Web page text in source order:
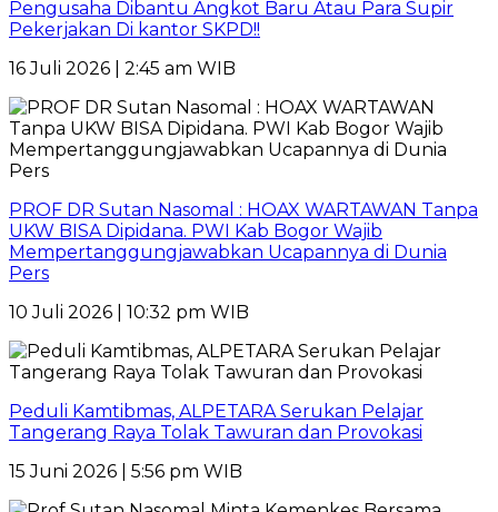
Pengusaha Dibantu Angkot Baru Atau Para Supir
Pekerjakan Di kantor SKPD!!
16 Juli 2026 | 2:45 am WIB
PROF DR Sutan Nasomal : HOAX WARTAWAN Tanpa
UKW BISA Dipidana. PWI Kab Bogor Wajib
Mempertanggungjawabkan Ucapannya di Dunia
Pers
10 Juli 2026 | 10:32 pm WIB
Peduli Kamtibmas, ALPETARA Serukan Pelajar
Tangerang Raya Tolak Tawuran dan Provokasi
15 Juni 2026 | 5:56 pm WIB